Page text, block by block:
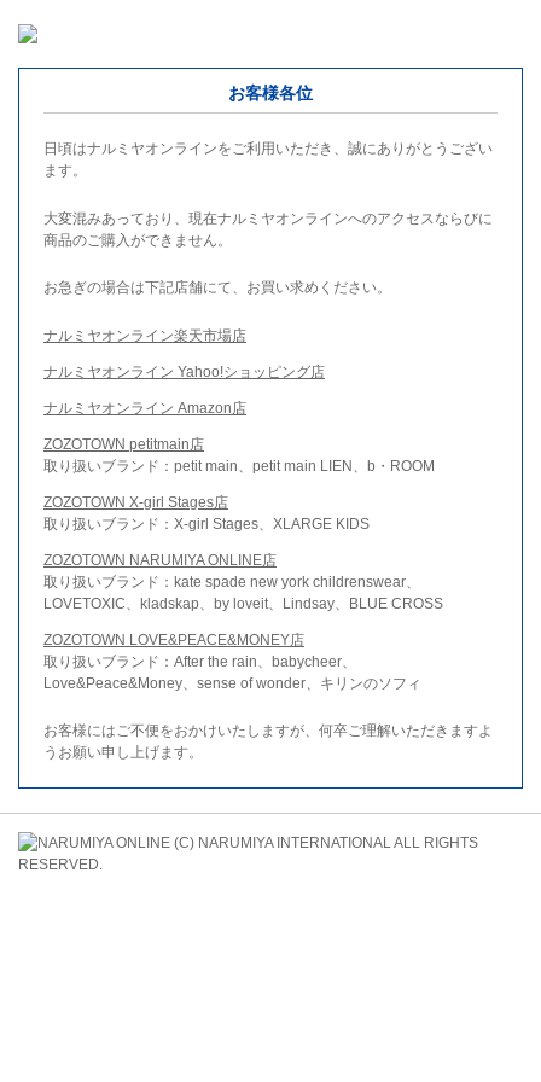
お客様各位
日頃はナルミヤオンラインをご利用いただき、誠にありがとうござい
ます。
大変混みあっており、現在ナルミヤオンラインへのアクセスならびに
商品のご購入ができません。
お急ぎの場合は下記店舗にて、お買い求めください。
ナルミヤオンライン楽天市場店
ナルミヤオンライン Yahoo!ショッピング店
ナルミヤオンライン Amazon店
ZOZOTOWN petitmain店
取り扱いブランド：petit main、petit main LIEN、b・ROOM
ZOZOTOWN X-girl Stages店
取り扱いブランド：X-girl Stages、XLARGE KIDS
ZOZOTOWN NARUMIYA ONLINE店
取り扱いブランド：kate spade new york childrenswear、
LOVETOXIC、kladskap、by loveit、Lindsay、BLUE CROSS
ZOZOTOWN LOVE&PEACE&MONEY店
取り扱いブランド：After the rain、babycheer、
Love&Peace&Money、sense of wonder、キリンのソフィ
お客様にはご不便をおかけいたしますが、何卒ご理解いただきますよ
うお願い申し上げます。